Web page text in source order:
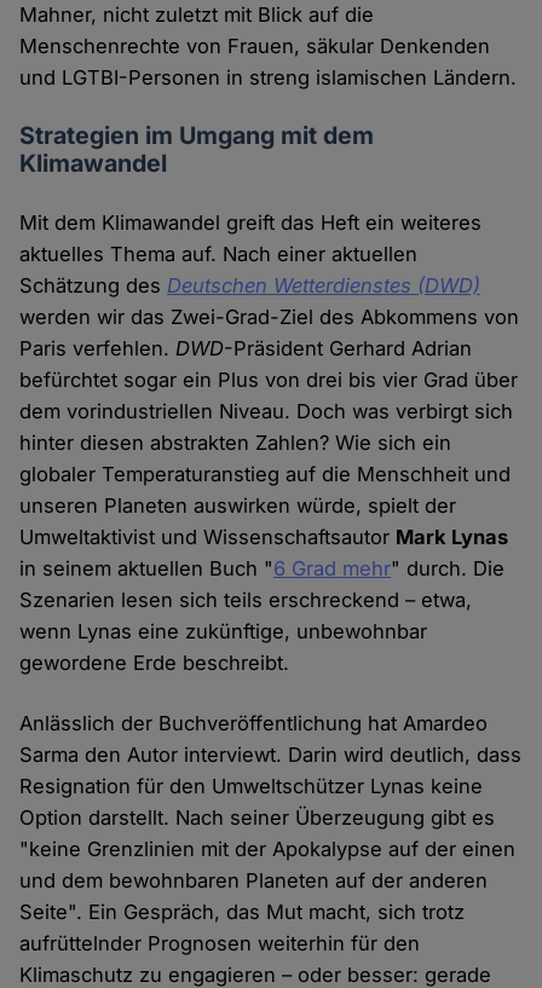
Mahner, nicht zuletzt mit Blick auf die
Menschenrechte von Frauen, säkular Denkenden
und LGTBI-Personen in streng islamischen Ländern.
Strategien im Umgang mit dem
Klimawandel
Mit dem Klimawandel greift das Heft ein weiteres
aktuelles Thema auf. Nach einer aktuellen
Schätzung des Deutschen Wetterdienstes (DWD)
werden wir das Zwei-Grad-Ziel des Abkommens von
Paris verfehlen. DWD-Präsident Gerhard Adrian
befürchtet sogar ein Plus von drei bis vier Grad über
dem vorindustriellen Niveau. Doch was verbirgt sich
hinter diesen abstrakten Zahlen? Wie sich ein
globaler Temperaturanstieg auf die Menschheit und
unseren Planeten auswirken würde, spielt der
Umweltaktivist und Wissenschaftsautor Mark Lynas
in seinem aktuellen Buch "6 Grad mehr" durch. Die
Szenarien lesen sich teils erschreckend – etwa,
wenn Lynas eine zukünftige, unbewohnbar
gewordene Erde beschreibt.
Anlässlich der Buchveröffentlichung hat Amardeo
Sarma den Autor interviewt. Darin wird deutlich, dass
Resignation für den Umweltschützer Lynas keine
Option darstellt. Nach seiner Überzeugung gibt es
"keine Grenzlinien mit der Apokalypse auf der einen
und dem bewohnbaren Planeten auf der anderen
Seite". Ein Gespräch, das Mut macht, sich trotz
aufrüttelnder Prognosen weiterhin für den
Klimaschutz zu engagieren – oder besser: gerade